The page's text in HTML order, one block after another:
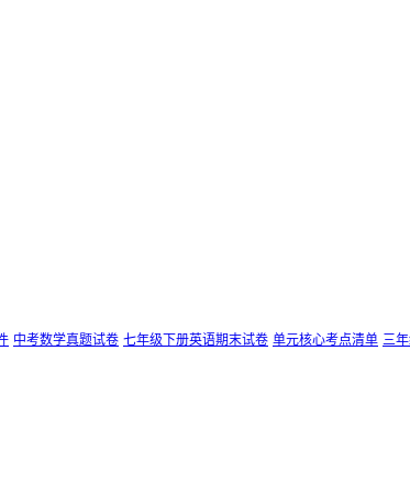
中考数学真题试卷 七年级下册英语期末试卷 单元核心考点清单 三